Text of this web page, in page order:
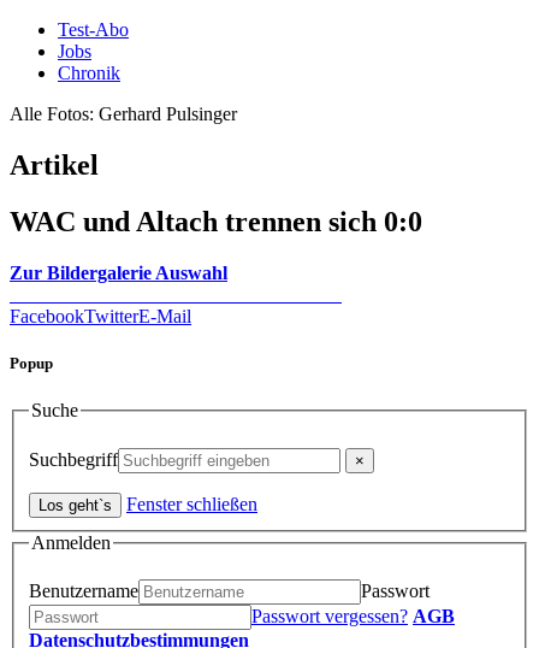
Test-Abo
Jobs
Chronik
Alle Fotos: Gerhard Pulsinger
Artikel
WAC und Altach trennen sich 0:0
Zur Bildergalerie Auswahl
FacebookTwitterE-Mail
Popup
Suche
Suchbegriff
Fenster schließen
Anmelden
Benutzername
Passwort
Passwort vergessen? AGB
Datenschutzbestimmungen